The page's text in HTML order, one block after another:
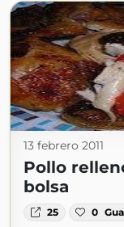
13 febrero 2011
Pollo
bolsa
25 0